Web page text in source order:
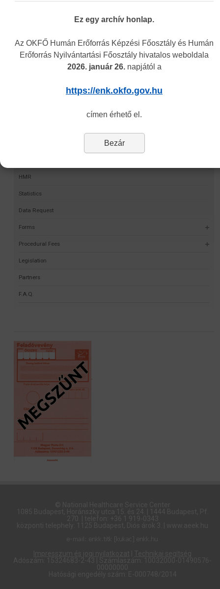
Vakbarát változat
HMR
Statistics
Data Request
Forms
Procedural Fees
Legislation
Partners
F.A.Q.
Ez egy archív honlap.
Az OKFŐ Humán Erőforrás Képzési Főosztály és Humán
Erőforrás Nyilvántartási Főosztály hivatalos weboldala
2026. január 26.napjától a
https://enk.okfo.gov.hu
címen érhető el.
Bezár